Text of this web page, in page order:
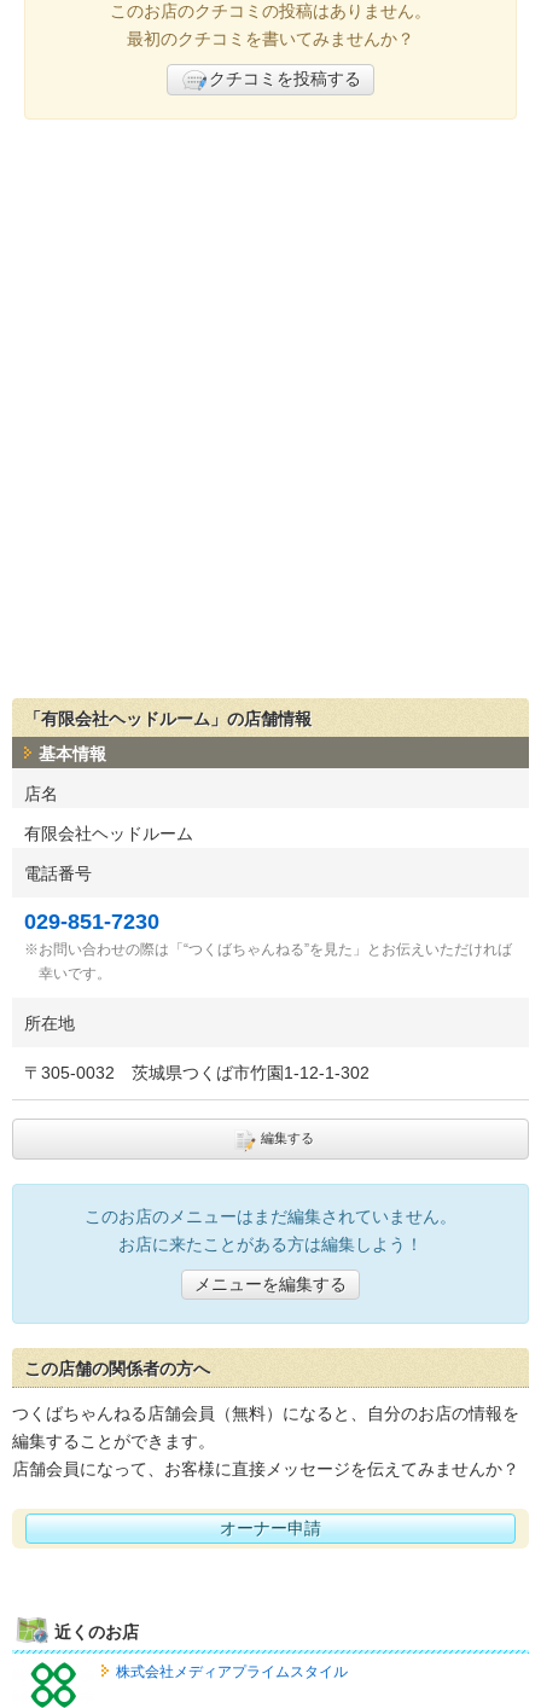
このお店のクチコミの投稿はありません。
最初のクチコミを書いてみませんか？
クチコミを投稿する
「有限会社ヘッドルーム」の店舗情報
基本情報
店名
有限会社ヘッドルーム
電話番号
029-851-7230
お問い合わせの際は「“つくばちゃんねる”を見た」とお伝えいただければ
幸いです。
所在地
〒 305-0032 茨城県つくば市竹園1-12-1-302
編集する
このお店のメニューはまだ編集されていません。
お店に来たことがある方は編集しよう！
メニューを編集する
この店舗の関係者の方へ
つくばちゃんねる店舗会員（無料）になると、自分のお店の情報を
編集することができます。
店舗会員になって、お客様に直接メッセージを伝えてみませんか？
オーナー申請
近くのお店
株式会社メディアプライムスタイル